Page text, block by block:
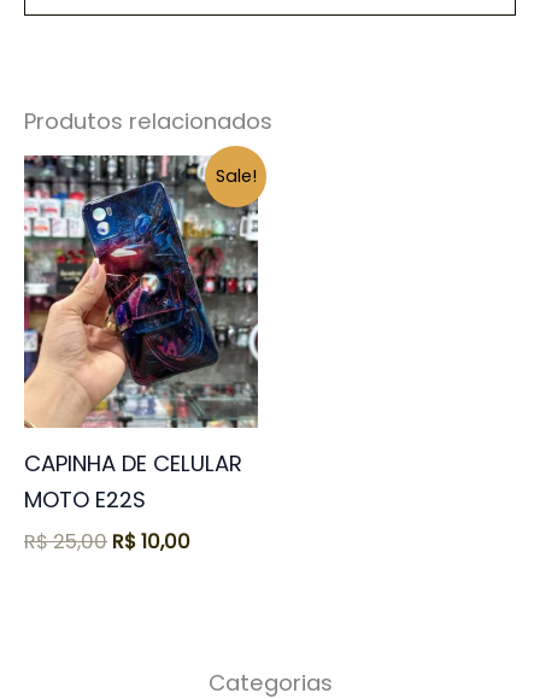
Produtos relacionados
Sale!
CAPINHA DE CELULAR
MOTO E22S
R$25,00
O
preço
original
era:
R$ 25,00.
R$10,00
O
preço
atual
é:
R$ 10,00.
Categorias